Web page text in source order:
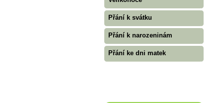
Přání k svátku
Přání k narozeninám
Přání ke dni matek